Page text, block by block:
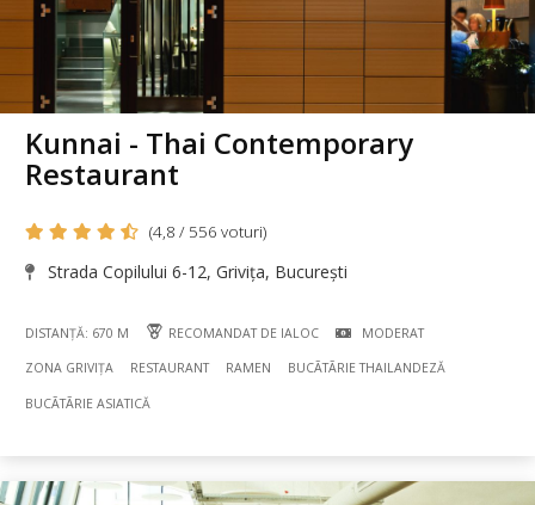
Kunnai - Thai Contemporary
Restaurant
(4,8 / 556 voturi)
Strada Copilului 6-12, Grivița, București
DISTANȚĂ: 670 M RECOMANDAT DE IALOC MODERAT
ZONA GRIVIȚA RESTAURANT RAMEN BUCÃTÃRIE THAILANDEZĂ
BUCÃTÃRIE ASIATICĂ